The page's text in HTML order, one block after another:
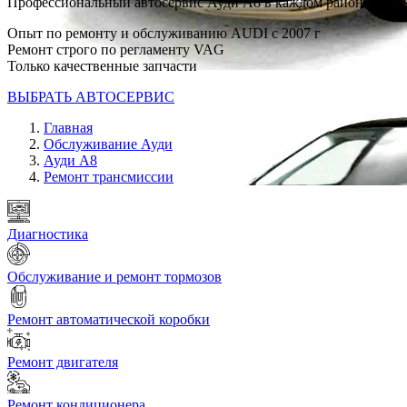
Опыт по ремонту и обслуживанию AUDI с 2007 г
Ремонт строго по регламенту VAG
Только качественные запчасти
ВЫБРАТЬ АВТОСЕРВИС
Главная
Обслуживание Ауди
Ауди А8
Ремонт трансмиссии
Диагностика
Обслуживание и ремонт тормозов
Ремонт автоматической коробки
Ремонт двигателя